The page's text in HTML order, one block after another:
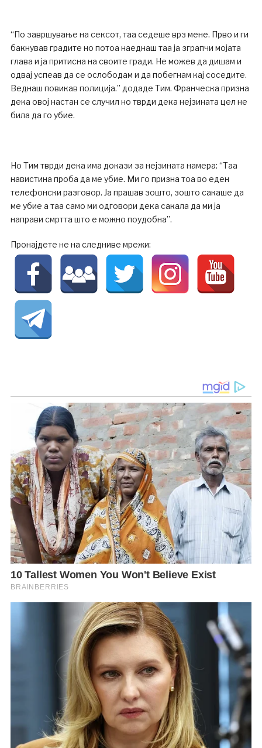
“По завршување на сексот, таа седеше врз мене. Прво и ги
бакнував градите но потоа наеднаш таа ја зграпчи мојата
глава и ја притисна на своите гради. Не можев да дишам и
одвај успеав да се ослободам и да побегнам кај соседите.
Веднаш повикав полиција.” додаде Тим. Франческа призна
дека овој настан се случил но тврди дека нејзината цел не
била да го убие.
Но Тим тврди дека има докази за нејзината намера: “Таа
навистина проба да ме убие. Ми го призна тоа во еден
телефонски разговор. Ја прашав зошто, зошто сакаше да
ме убие а таа само ми одговори дека сакала да ми ја
направи смртта што е можно поудобна”.
Пронајдете не на следниве мрежи: